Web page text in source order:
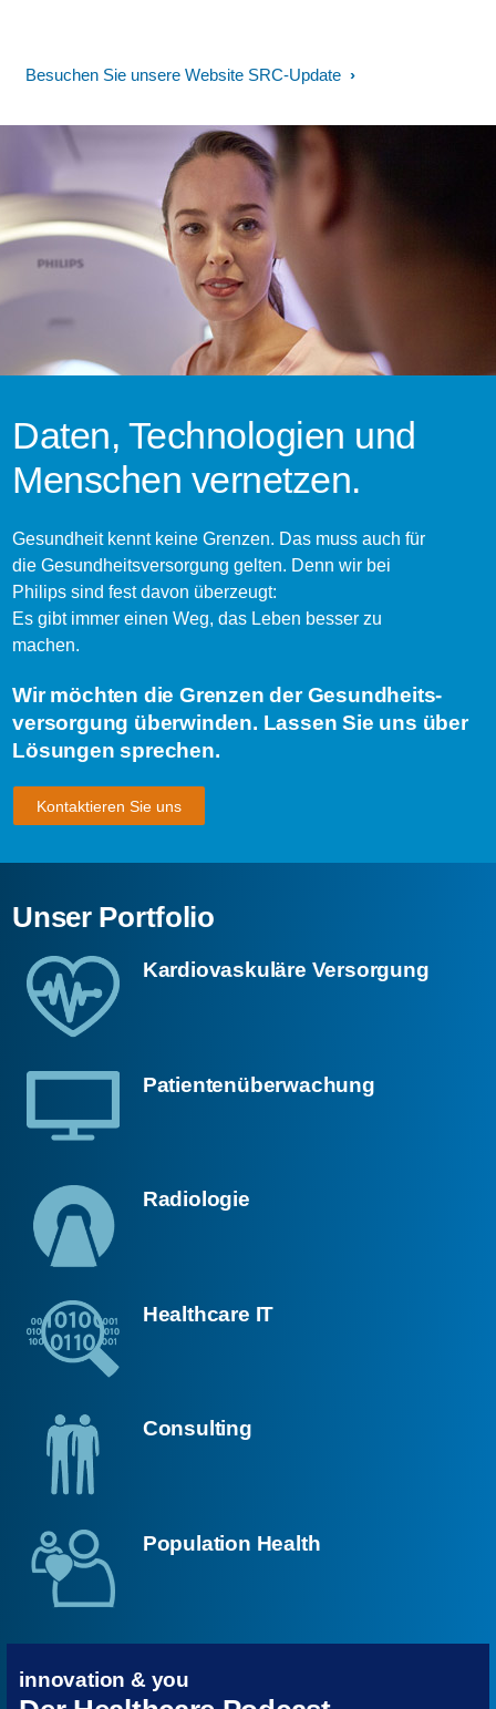
Besuchen Sie unsere Website SRC-Update
Daten, Technologien und
Menschen vernetzen.
Gesundheit kennt keine Grenzen. Das muss auch für
die Gesundheits­versorgung gelten. Denn wir bei
Philips sind fest davon überzeugt:
Es gibt immer einen Weg, das Leben besser zu
machen.
Wir möchten die Grenzen der Gesundheits­
versorgung überwinden. Lassen Sie uns über
Lösungen sprechen.
Kontaktieren Sie uns
Unser Portfolio
Kardiovaskuläre Versorgung
Patienten­überwachung
Radiologie
Healthcare IT
Consulting
Population Health
innovation & you